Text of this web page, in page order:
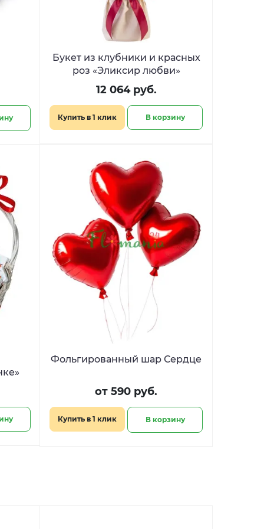
Букет из клубники и красных
роз «Эликсир любви»
12 064 руб.
Купить в 1 клик В корзину
Фольгированный шар Сердце
от 590 руб.
Купить в 1 клик В корзину